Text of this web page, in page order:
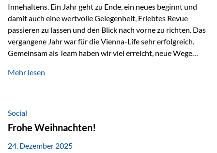
Innehaltens. Ein Jahr geht zu Ende, ein neues beginnt und
damit auch eine wertvolle Gelegenheit, Erlebtes Revue
passieren zu lassen und den Blick nach vorne zu richten. Das
vergangene Jahr war für die Vienna-Life sehr erfolgreich.
Gemeinsam als Team haben wir viel erreicht, neue Wege
Veranstaltungen wie der Schnifisschnauf, aber auch unsere
starkes Miteinander ist. Neben diesen gemeinsamen
Erlebnissen konnten wir…
Mehr lesen
Social
Frohe Weihnachten!
24. Dezember 2025